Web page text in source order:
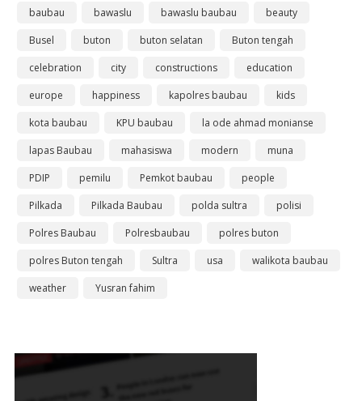
baubau
bawaslu bawaslu baubau
beauty
Busel
buton buton selatan
Buton tengah
celebration
city constructions
education
europe
happiness kapolres baubau
kids
kota baubau
KPU baubau
la ode ahmad monianse
lapas Baubau
mahasiswa modern
muna
PDIP
pemilu Pemkot baubau
people
Pilkada
Pilkada Baubau polda sultra
polisi
Polres Baubau
Polresbaubau
polres buton
polres Buton tengah
Sultra usa
walikota baubau
weather
Yusran fahim